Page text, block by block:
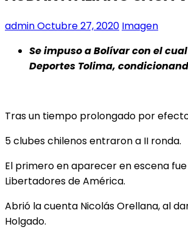
adminOctubre 27, 2020 Imagen
Se impuso a Bolívar con el
Deportes Tolima,
Tras un tiempo prolongado por
5 clubes chilenos entraron a II ronda.
El primero en aparecer en escena
Libertadores de América.
Abrió la cuenta Nicolás Orellana, al
Holgado.